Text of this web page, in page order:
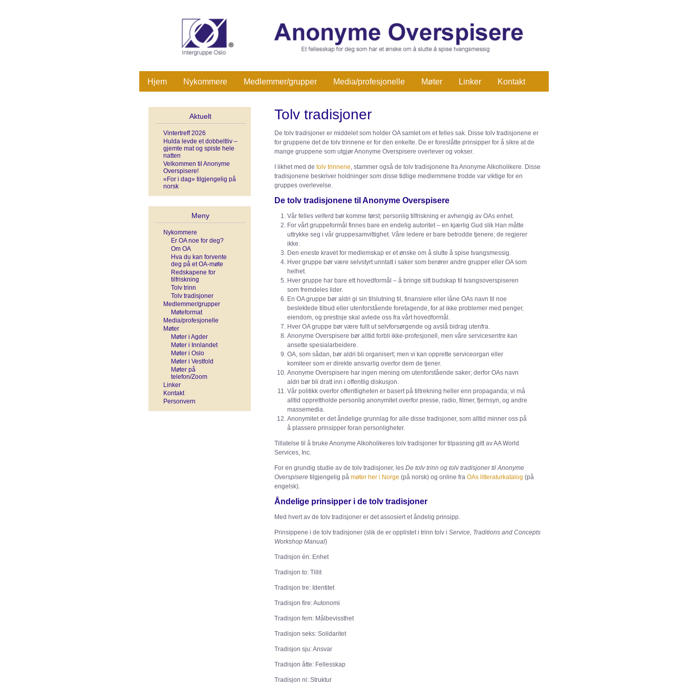
Hjem Nykommere Medlemmer/grupper Media/profesjonelle Møter Linker Kontakt
Aktuelt
Vintertreff 2026
Hulda levde et dobbeltliv –
gjemte mat og spiste hele
natten
Velkommen til Anonyme
Overspisere!
«For i dag» tilgjengelig på
norsk
Meny
Nykommere
Er OA noe for deg?
Om OA
Hva du kan forvente
deg på et OA-møte
Redskapene for
tilfriskning
Tolv trinn
Tolv tradisjoner
Medlemmer/grupper
Møteformat
Media/profesjonelle
Møter
Møter i Agder
Møter i Innlandet
Møter i Oslo
Møter i Vestfold
Møter på
telefon/Zoom
Linker
Kontakt
Personvern
Tolv tradisjoner
De tolv tradisjoner er middelet som holder OA samlet om et felles sak. Disse tolv tradisjonene er
for gruppene det de tolv trinnene er for den enkelte. De er foreslåtte prinsipper for å sikre at de
mange gruppene som utgjør Anonyme Overspisere overlever og vokser.
I likhet med de tolv trinnene, stammer også de tolv tradisjonene fra Anonyme Alkoholikere. Disse
tradisjonene beskriver holdninger som disse tidlige medlemmene trodde var viktige for en
gruppes overlevelse.
De tolv tradisjonene til Anonyme Overspisere
Vår felles velferd bør komme først; personlig tilfriskning er avhengig av OAs enhet.
For vårt gruppeformål finnes bare en endelig autoritet – en kjærlig Gud slik Han måtte
uttrykke seg i vår gruppesamvittighet. Våre ledere er bare betrodde tjenere; de regjerer
ikke.
Den eneste kravet for medlemskap er et ønske om å slutte å spise tvangsmessig.
Hver gruppe bør være selvstyrt unntatt i saker som berører andre grupper eller OA som
helhet.
Hver gruppe har bare ett hovedformål – å bringe sitt budskap til tvangsoverspiseren
som fremdeles lider.
En OA gruppe bør aldri gi sin tilslutning til, finansiere eller låne OAs navn til noe
beslektede tilbud eller utenforstående foretagende, for at ikke problemer med penger,
eiendom, og prestisje skal avlede oss fra vårt hovedformål.
Hver OA gruppe bør være fullt ut selvforsørgende og avslå bidrag utenfra.
Anonyme Overspisere bør alltid forbli ikke-profesjonell, men våre servicesentre kan
ansette spesialarbeidere.
OA, som sådan, bør aldri bli organisert; men vi kan opprette serviceorgan eller
komiteer som er direkte ansvarlig overfor dem de tjener.
Anonyme Overspisere har ingen mening om utenforstående saker; derfor OAs navn
aldri bør bli dratt inn i offentlig diskusjon.
Vår politikk overfor offentligheten er basert på tiltrekning heller enn propaganda; vi må
alltid opprettholde personlig anonymitet overfor presse, radio, filmer, fjernsyn, og andre
massemedia.
Anonymitet er det åndelige grunnlag for alle disse tradisjoner, som alltid minner oss på
å plassere prinsipper foran personligheter.
Tillatelse til å bruke Anonyme Alkoholikeres tolv tradisjoner for tilpasning gitt av AA World
Services, Inc.
For en grundig studie av de tolv tradisjoner, les De tolv trinn og tolv tradisjoner til Anonyme
Overspisere tilgjengelig på møter her i Norge (på norsk) og online fra OAs litteraturkatalog (på
engelsk).
Åndelige prinsipper i de tolv tradisjoner
Med hvert av de tolv tradisjoner er det assosiert et åndelig prinsipp.
Prinsippene i de tolv tradisjoner (slik de er opplistet i trinn tolv i Service, Traditions and Concepts
Workshop Manual)
Tradisjon én: Enhet
Tradisjon to: Tillit
Tradisjon tre: Identitet
Tradisjon fire: Autonomi
Tradisjon fem: Målbevissthet
Tradisjon seks: Solidaritet
Tradisjon sju: Ansvar
Tradisjon åtte: Fellesskap
Tradisjon ni: Struktur